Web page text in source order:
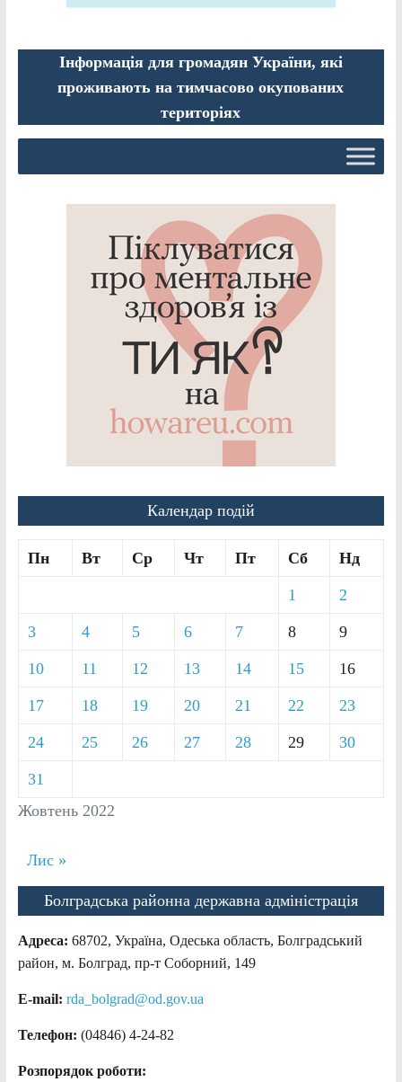
Інформація для громадян України, які
проживають на тимчасово окупованих
територіях
Календар подій
Жовтень 2022
Пн Вт Ср Чт Пт Сб Нд
1 2
3 4 5 6 7 8 9
10 11 12 13 14 15 16
17 18 19 20 21 22 23
24 25 26 27 28 29 30
31
Лис »
Болградська районна державна адміністрація
Адреса: 68702, Україна, Одеська область, Болградський
район, м. Болград, пр-т Соборний, 149
E-mail: rda_bolgrad@od.gov.ua
Телефон: (04846) 4-24-82
Розпорядок роботи: